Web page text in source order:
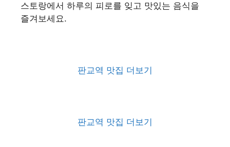
스토랑에서 하루의 피로를 잊고 맛있는 음식을
즐겨보세요.
판교역 맛집 더보기
판교역 맛집 더보기